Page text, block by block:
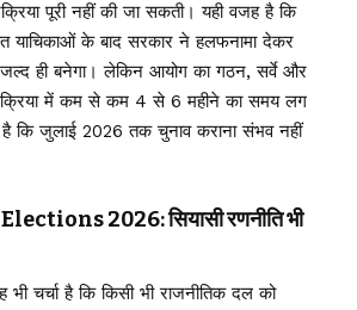
पूरी नहीं की जा सकती। यही वजह है कि
याचिकाओं के बाद सरकार ने हलफनामा देकर
जल्द ही बनेगा। लेकिन आयोग का गठन, सर्वे और
में कम से कम 4 से 6 महीने का समय लग
कि जुलाई 2026 तक चुनाव कराना संभव नहीं
2026: सियासी रणनीति भी
भी चर्चा है कि किसी भी राजनीतिक दल को